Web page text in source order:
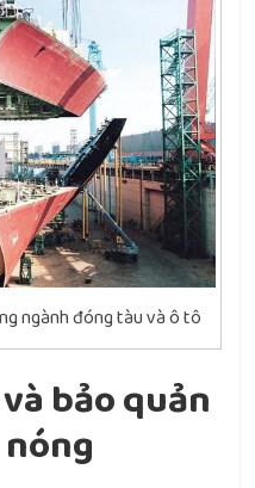
ngành đóng tàu và ô tô
bảo quản